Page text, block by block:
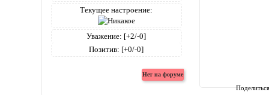
Текущее настроение:
Уважение: [+2/-0]
Позитив: [+0/-0]